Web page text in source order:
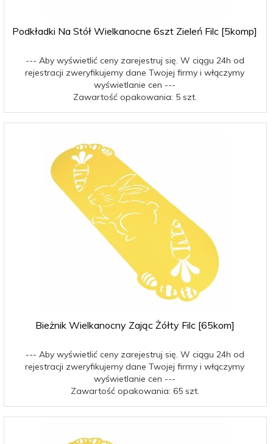
Podkładki Na Stół Wielkanocne 6szt Zieleń Filc [5komp]
--- Aby wyświetlić ceny zarejestruj się. W ciągu 24h od
rejestracji zweryfikujemy dane Twojej firmy i włączymy
wyświetlanie cen ---
Zawartość opakowania: 5 szt.
Bieżnik Wielkanocny Zając Żółty Filc [65kom]
--- Aby wyświetlić ceny zarejestruj się. W ciągu 24h od
rejestracji zweryfikujemy dane Twojej firmy i włączymy
wyświetlanie cen ---
Zawartość opakowania: 65 szt.